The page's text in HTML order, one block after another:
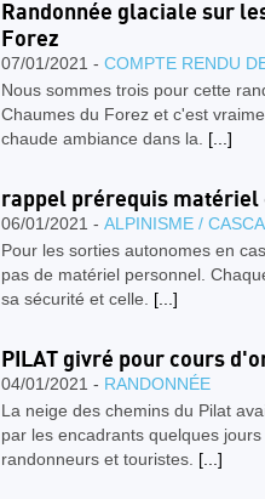
Randonnée glaciale sur
Forez
07/01/2021 - COMPTE RENDU
Nous sommes trois pour cette
Chaumes du Forez et c'est
chaude ambiance dans la. [...]
rappel prérequis matériel
06/01/2021 - ALPINISME /
Pour les sorties autonomes en
pas de matériel personnel.
sa sécurité et celle. [...]
PILAT givré pour cours
04/01/2021 - RANDONNÉE
La neige des chemins du Pilat
par les encadrants quelques
randonneurs et touristes. [...]